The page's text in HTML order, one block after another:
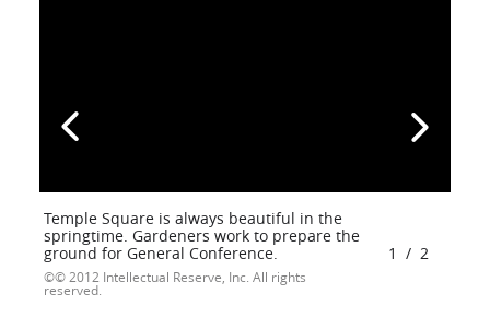
Temple Square is always beautiful in the
springtime. Gardeners work to prepare the
ground for General Conference.
© 2012 Intellectual Reserve, Inc. All rights
reserved.
1 / 2